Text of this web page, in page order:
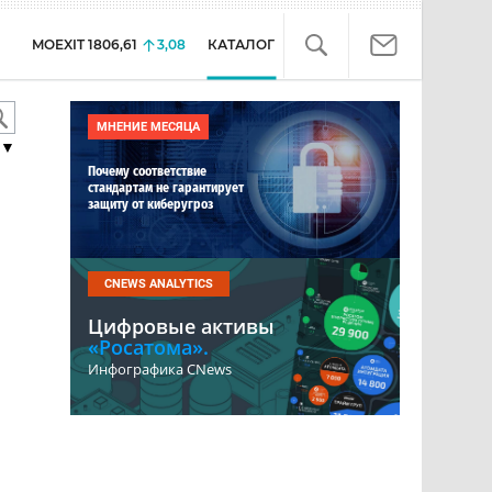
MOEXIT 1806,61 3,08 КАТАЛОГ
МНЕНИЕ МЕСЯЦА
Почему соответствие
стандартам не гарантирует
защиту от киберугроз
CNEWS ANALYTICS
Цифровые активы
«Росатома».
Инфографика CNews